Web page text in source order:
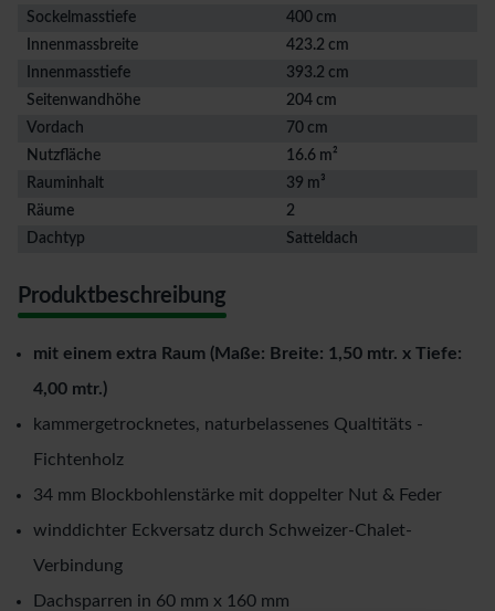
Sockelmasstiefe
400 cm
Innenmassbreite
423.2 cm
Innenmasstiefe
393.2 cm
Seitenwandhöhe
204 cm
Vordach
70 cm
Nutzfläche
16.6 m²
Rauminhalt
39 m³
Räume
2
Dachtyp
Satteldach
Produktbeschreibung
mit einem extra Raum (Maße: Breite: 1,50 mtr. x Tiefe:
4,00 mtr.)
kammergetrocknetes, naturbelassenes Qualtitäts -
Fichtenholz
34 mm Blockbohlenstärke mit doppelter Nut & Feder
winddichter Eckversatz durch Schweizer-Chalet-
Verbindung
Dachsparren in 60 mm x 160 mm